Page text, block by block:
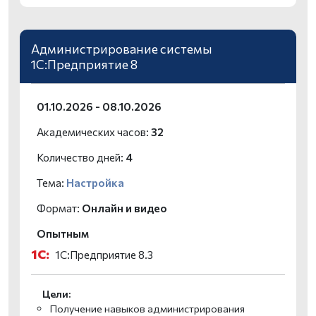
Администрирование системы
1С:Предприятие 8
01.10.2026 - 08.10.2026
Академических часов: 32
Количество дней: 4
Тема: Настройка
Формат: Онлайн и видео
Опытным
1С: 1С:Предприятие 8.3
Цели:
Получение навыков администрирования